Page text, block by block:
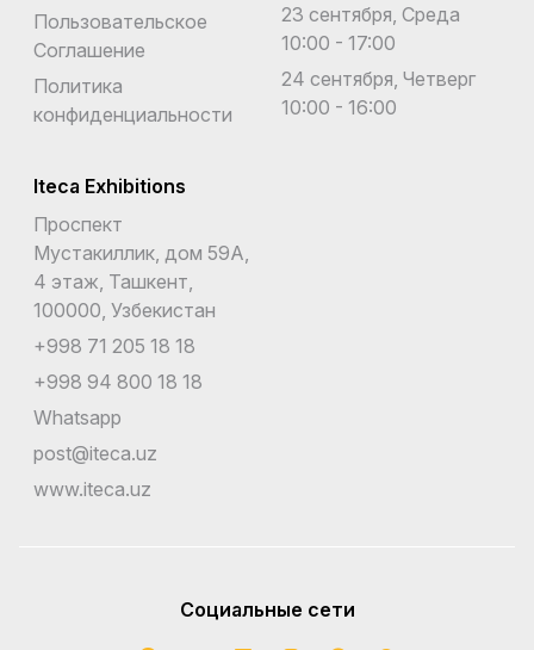
Пользовательское
Соглашение
Политика
конфиденциальности
23 сентября, Среда
10:00 - 17:00
24 сентября, Четверг
10:00 - 16:00
Iteca Exhibitions
Проспект
Мустакиллик, дом 59А,
4 этаж, Ташкент,
100000, Узбекистан
+998 71 205 18 18
+998 94 800 18 18
Whatsapp
post@iteca.uz
www.iteca.uz
Социальные сети